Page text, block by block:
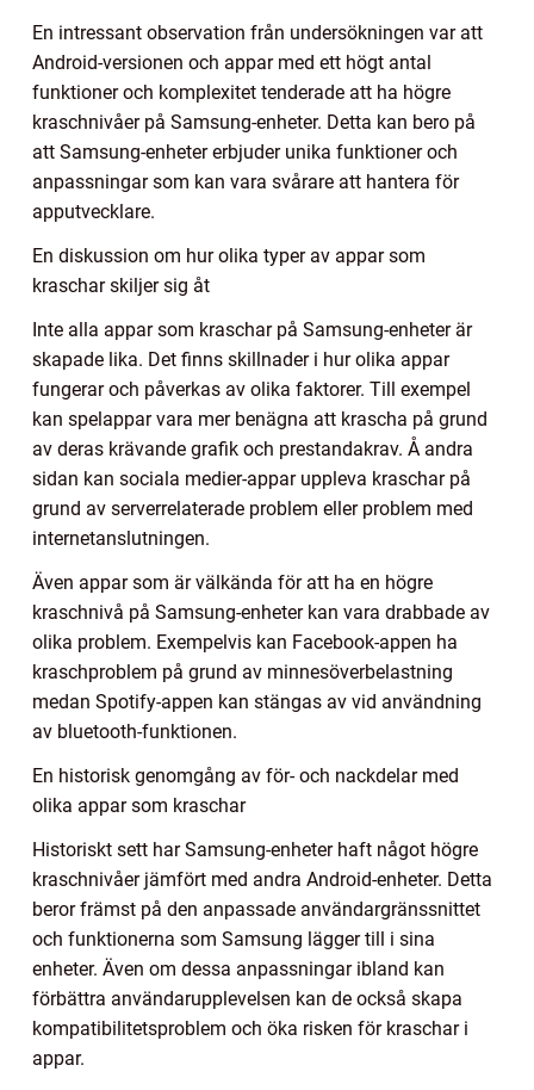
En intressant observation från undersökningen var att
Android-versionen och appar med ett högt antal
funktioner och komplexitet tenderade att ha högre
kraschnivåer på Samsung-enheter. Detta kan bero på
att Samsung-enheter erbjuder unika funktioner och
anpassningar som kan vara svårare att hantera för
apputvecklare.
En diskussion om hur olika typer av appar som
kraschar skiljer sig åt
Inte alla appar som kraschar på Samsung-enheter är
skapade lika. Det finns skillnader i hur olika appar
fungerar och påverkas av olika faktorer. Till exempel
kan spelappar vara mer benägna att krascha på grund
av deras krävande grafik och prestandakrav. Å andra
sidan kan sociala medier-appar uppleva kraschar på
grund av serverrelaterade problem eller problem med
internetanslutningen.
Även appar som är välkända för att ha en högre
kraschnivå på Samsung-enheter kan vara drabbade av
olika problem. Exempelvis kan Facebook-appen ha
kraschproblem på grund av minnesöverbelastning
medan Spotify-appen kan stängas av vid användning
av bluetooth-funktionen.
En historisk genomgång av för- och nackdelar med
olika appar som kraschar
Historiskt sett har Samsung-enheter haft något högre
kraschnivåer jämfört med andra Android-enheter. Detta
beror främst på den anpassade användargränssnittet
och funktionerna som Samsung lägger till i sina
enheter. Även om dessa anpassningar ibland kan
förbättra användarupplevelsen kan de också skapa
kompatibilitetsproblem och öka risken för kraschar i
appar.